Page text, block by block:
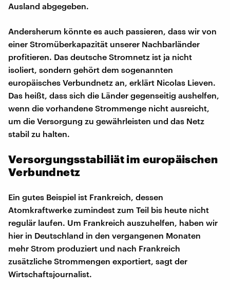
Ausland abgegeben.
Andersherum könnte es auch passieren, dass wir von
einer Stromüberkapazität unserer Nachbarländer
profitieren. Das deutsche Stromnetz ist ja nicht
isoliert, sondern gehört dem sogenannten
europäisches Verbundnetz an, erklärt Nicolas Lieven.
Das heißt, dass sich die Länder gegenseitig aushelfen,
wenn die vorhandene Strommenge nicht ausreicht,
um die Versorgung zu gewährleisten und das Netz
stabil zu halten.
Versorgungsstabiliät im europäischen
Verbundnetz
Ein gutes Beispiel ist Frankreich, dessen
Atomkraftwerke zumindest zum Teil bis heute nicht
regulär laufen. Um Frankreich auszuhelfen, haben wir
hier in Deutschland in den vergangenen Monaten
mehr Strom produziert und nach Frankreich
zusätzliche Strommengen exportiert, sagt der
Wirtschaftsjournalist.